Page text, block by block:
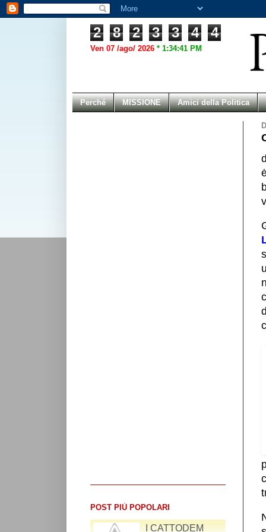
2 8 2 3 3 4 4
Ven 07 /ago/ 2026 * 1:34:41 PM
Perché MISSIONE Amici della Politica
POST PIÙ POPOLARI
RIFLESSIONI SUL